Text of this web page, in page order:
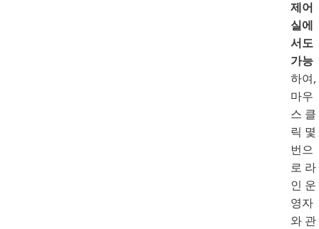
제어
실에
서도
가능
하여,
마우
스 클
릭 몇
번으
로 라
인 운
영자
와 관